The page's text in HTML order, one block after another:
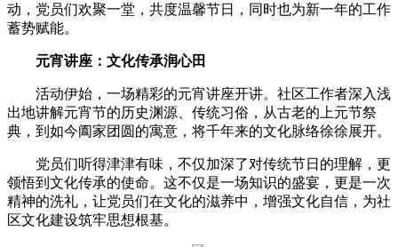
动，党员们欢聚一堂，共度温馨节日，同时也为新一年的工作
蓄势赋能。
元宵讲座：文化传承润心田
活动伊始，一场精彩的元宵讲座开讲。社区工作者深入浅
出地讲解元宵节的历史渊源、传统习俗，从古老的上元节祭
典，到如今阖家团圆的寓意，将千年来的文化脉络徐徐展开。
党员们听得津津有味，不仅加深了对传统节日的理解，更
领悟到文化传承的使命。这不仅是一场知识的盛宴，更是一次
精神的洗礼，让党员们在文化的滋养中，增强文化自信，为社
区文化建设筑牢思想根基。